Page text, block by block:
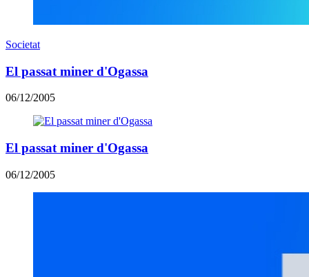
Societat
El passat miner d'Ogassa
06/12/2005
El passat miner d'Ogassa
06/12/2005